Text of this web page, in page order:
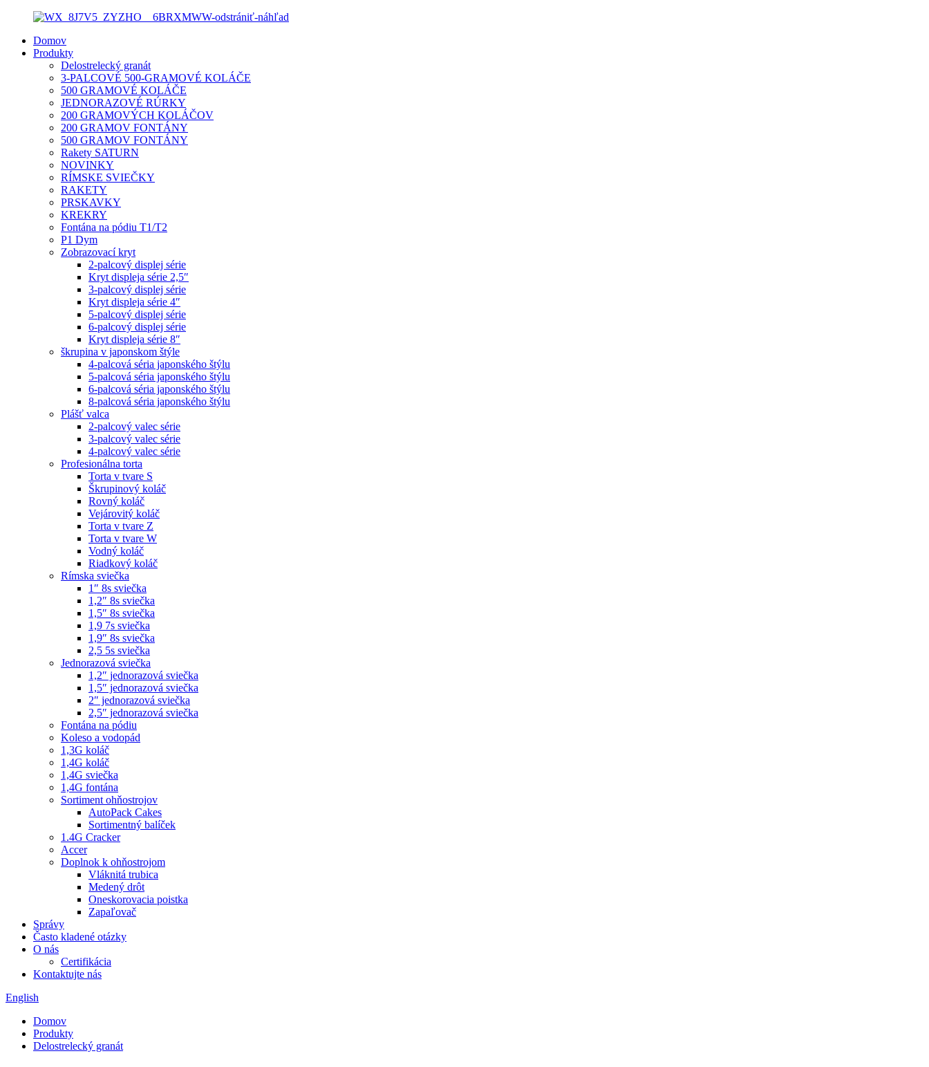
Domov
Produkty
Delostrelecký granát
3-PALCOVÉ 500-GRAMOVÉ KOLÁČE
500 GRAMOVÉ KOLÁČE
JEDNORAZOVÉ RÚRKY
200 GRAMOVÝCH KOLÁČOV
200 GRAMOV FONTÁNY
500 GRAMOV FONTÁNY
Rakety SATURN
NOVINKY
RÍMSKE SVIEČKY
RAKETY
PRSKAVKY
KREKRY
Fontána na pódiu T1/T2
P1 Dym
Zobrazovací kryt
2-palcový displej série
Kryt displeja série 2,5″
3-palcový displej série
Kryt displeja série 4″
5-palcový displej série
6-palcový displej série
Kryt displeja série 8″
škrupina v japonskom štýle
4-palcová séria japonského štýlu
5-palcová séria japonského štýlu
6-palcová séria japonského štýlu
8-palcová séria japonského štýlu
Plášť valca
2-palcový valec série
3-palcový valec série
4-palcový valec série
Profesionálna torta
Torta v tvare S
Škrupinový koláč
Rovný koláč
Vejárovitý koláč
Torta v tvare Z
Torta v tvare W
Vodný koláč
Riadkový koláč
Rímska sviečka
1″ 8s sviečka
1,2″ 8s sviečka
1,5″ 8s sviečka
1,9 7s sviečka
1,9″ 8s sviečka
2,5 5s sviečka
Jednorazová sviečka
1,2″ jednorazová sviečka
1,5″ jednorazová sviečka
2″ jednorazová sviečka
2,5″ jednorazová sviečka
Fontána na pódiu
Koleso a vodopád
1,3G koláč
1,4G koláč
1,4G sviečka
1,4G fontána
Sortiment ohňostrojov
AutoPack Cakes
Sortimentný balíček
1.4G Cracker
Accer
Doplnok k ohňostrojom
Vláknitá trubica
Medený drôt
Oneskorovacia poistka
Zapaľovač
Správy
Často kladené otázky
O nás
Certifikácia
Kontaktujte nás
English
Domov
Produkty
Delostrelecký granát